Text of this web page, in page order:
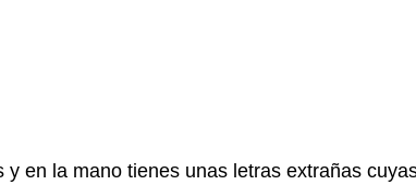
en la mano tienes unas letras extrañas